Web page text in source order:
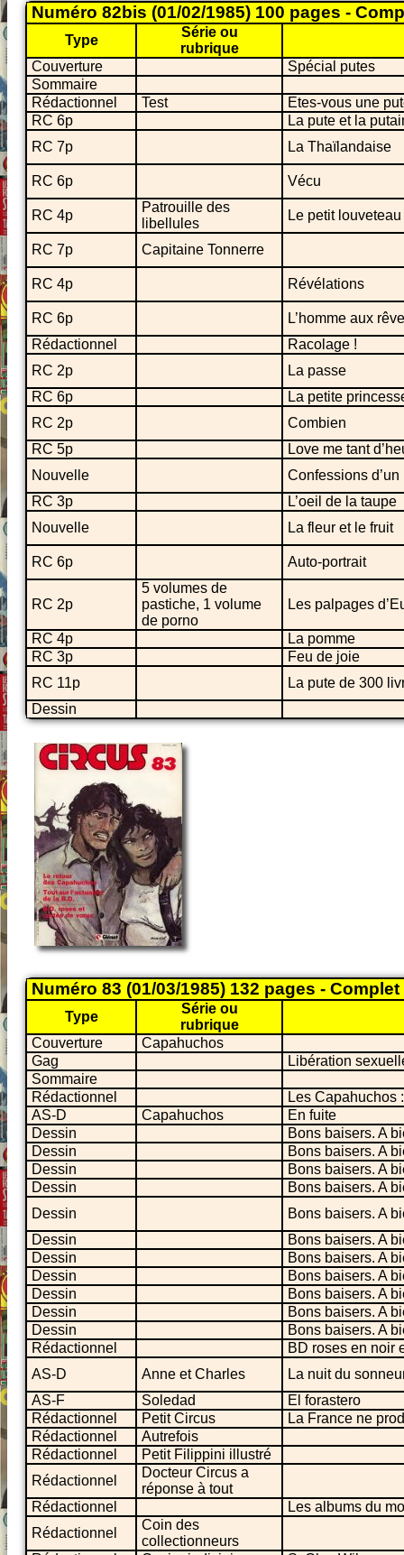
Numéro 82bis (01/02/1985) 100 pages -
Type
Série ou
rubrique
Couverture
Spécial putes
Sommaire
Rédactionnel
Test
Etes-vous une
RC 6p
La pute et la
RC 7p
La Thaïlandaise
RC 6p Vécu
RC 4p
Patrouille des
libellules
Le petit
RC 7p Capitaine Tonnerre
RC 4p Révélations
RC 6p
L’homme aux
Rédactionnel
Racolage !
RC 2p
La passe
RC 6p
La petite
RC 2p
Combien
RC 5p
Love me tant
Nouvelle
Confessions
RC 3p
L’oeil de la taupe
Nouvelle
La fleur et le fruit
RC 6p Auto-portrait
RC 2p
5 volumes de
pastiche, 1 volume
de porno
Les palpages
RC 4p
La pomme
RC 3p
Feu de joie
RC 11p
La pute de 300
Dessin
Numéro 83 (01/03/1985) 132 pages - Complet
Type
Série ou
rubrique
Couverture
Capahuchos
Gag
Libération
Sommaire
Rédactionnel
Les Capahuchos
AS-D
Capahuchos
En fuite
Dessin
Bons baisers. A
Dessin
Bons baisers. A
Dessin
Bons baisers. A
Dessin
Bons baisers. A
Dessin
Bons baisers. A
Dessin
Bons baisers. A
Dessin
Bons baisers. A
Dessin
Bons baisers. A
Dessin
Bons baisers. A
Dessin
Bons baisers. A
Dessin
Bons baisers. A
Rédactionnel
BD roses en noir
AS-D
Anne et Charles
La nuit du
AS-F
Soledad
El forastero
Rédactionnel
Petit Circus
La France ne
Rédactionnel
Autrefois
Rédactionnel
Petit Filippini illustré
Rédactionnel
Docteur Circus a
réponse à tout
Rédactionnel
Les albums du
Rédactionnel
Coin des
collectionneurs